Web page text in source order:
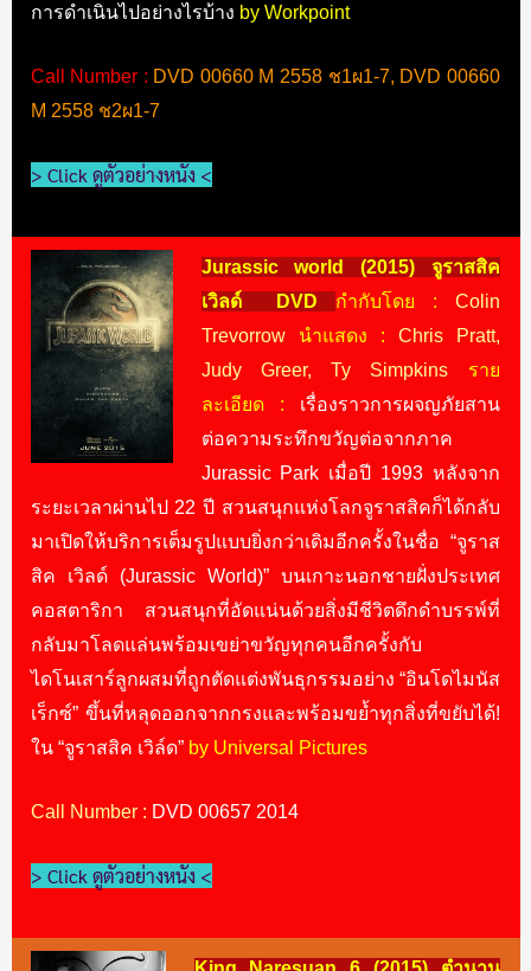
การดำเนินไปอย่างไรบ้าง by Workpoint
Call Number : DVD 00660 M 2558 ช1ผ1-7, DVD 00660
M 2558 ช2ผ1-7
> Click ดูตัวอย่างหนัง <
Jurassic world (2015) จูราสสิค
เวิลด์ DVD กำกับโดย :
Colin
Trevorrow นำแสดง :
Chris Pratt,
Judy Greer, Ty Simpkins ราย
ละเอียด : เรื่องราวการผจญภัยสาน
ต่อความระทึกขวัญต่อจากภาค
Jurassic Park เมื่อปี 1993 หลังจาก
ระยะเวลาผ่านไป 22 ปี สวนสนุกแห่งโลกจูราสสิคก็ได้กลับ
มาเปิดให้บริการเต็มรูปแบบยิ่งกว่าเดิมอีกครั้งในชื่อ “จูราส
สิค เวิลด์ (Jurassic World)” บนเกาะนอกชายฝั่งประเทศ
คอสตาริกา สวนสนุกที่อัดแน่นด้วยสิ่งมีชีวิตดึกดำบรรพ์ที่
กลับมาโลดแล่นพร้อมเขย่าขวัญทุกคนอีกครั้งกับ
ไดโนเสาร์ลูกผสมที่ถูกตัดแต่งพันธุกรรมอย่าง “อินโดไมนัส
เร็กซ์” ขึ้นที่หลุดออกจากกรงและพร้อมขย้ำทุกสิ่งที่ขยับได้!
ใน “จูราสสิค เวิล์ด” by Universal Pictures
Call Number : DVD 00657 2014
> Click ดูตัวอย่างหนัง <